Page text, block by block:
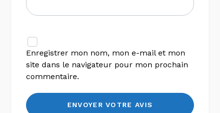
Enregistrer mon nom, mon e-mail et mon
site dans le navigateur pour mon prochain
commentaire.